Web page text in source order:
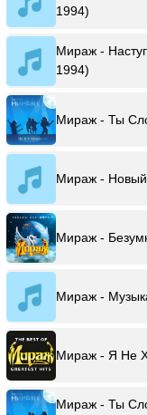
1994)
Мираж -
1994)
Мираж - Ты
Мираж - Новый
Мираж -
Мираж -
Мираж - Я Не
Мираж - Ты